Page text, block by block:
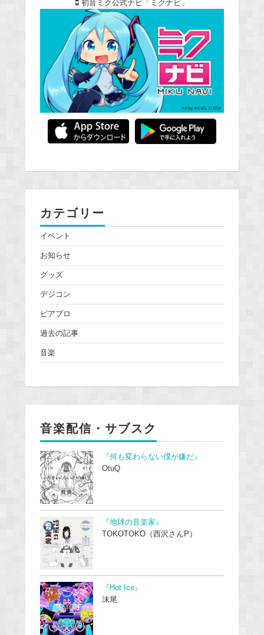
初音ミク公式ナビ「ミクナビ」
カテゴリー
イベント
お知らせ
グッズ
デジコン
ピアプロ
過去の記事
音楽
音楽配信・サブスク
『何も変わらない僕が嫌だ』
OtuQ
『地球の音楽家』
TOKOTOKO（西沢さんP）
『Hot Ice』
沫尾